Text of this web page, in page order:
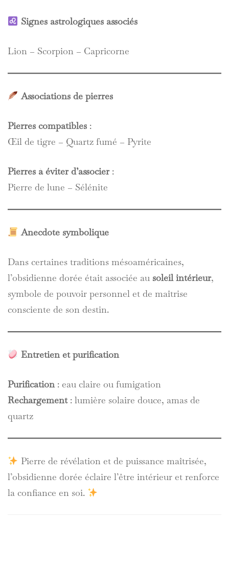
Signes astrologiques associés
Lion – Scorpion – Capricorne
Associations de pierres
Pierres compatibles :
Œil de tigre – Quartz fumé – Pyrite
Pierres à éviter d’associer:
Pierre de lune – Sélénite
Anecdote symbolique
Dans certaines traditions mésoaméricaines,
l’obsidienne dorée était associée au soleil intérieur,
symbole de pouvoir personnel et de maîtrise
consciente de son destin.
Entretien et purification
Purification: eau claire ou fumigation
Rechargement: lumière solaire douce, amas de
quartz
Pierre de révélation et de puissance maîtrisée,
l’obsidienne dorée éclaire l’être intérieur et renforce
la confiance en soi.